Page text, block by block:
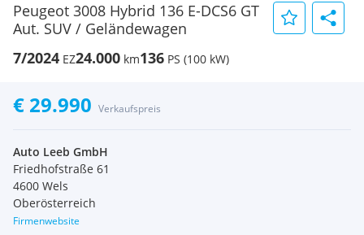
Peugeot 3008 Hybrid 136 E-DCS6 GT
Aut. SUV / Geländewagen
7/2024 EZ24.000 km136 PS (100 kW)
€ 29.990 Verkaufspreis
Auto Leeb GmbH
Friedhofstraße 61
4600 Wels
Oberösterreich
Firmenwebsite